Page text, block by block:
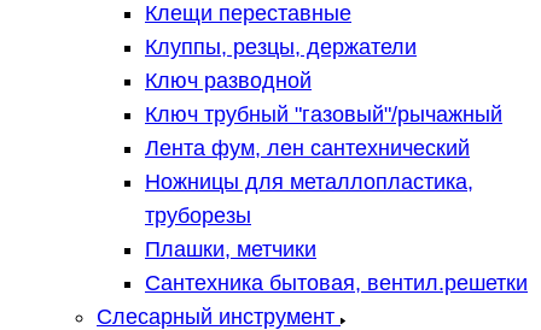
Клещи переставные
Клуппы, резцы, держатели
Ключ разводной
Ключ трубный "газовый"/рычажный
Лента фум, лен сантехнический
Ножницы для металлопластика,
труборезы
Плашки, метчики
Сантехника бытовая, вентил.решетки
Слесарный инструмент